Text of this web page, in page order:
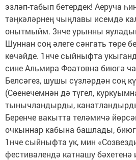
эзләп-табып бетердек! Аеруча
тәңкәләрнең чыңлавы исемдә
онытмыйм. 3нче урынны
Шуннан соң әлеге сәнгать төре
көчәйде. 1нче сыйныфта
сине Альмира Фоатовна биюгә
Белсәгез, шушы сүзләрдән соң
(Сөенечемнән дә түгел,
тынычландырды,
Беренче вакытта теләмичә
очкыннар кабына башлады,
1нче сыйныфта ук, мин
фестивалендә катнашу бәхетенә